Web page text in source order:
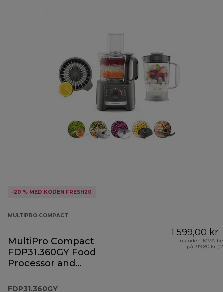
-20 % MED KODEN FRESH20
MULTIPRO COMPACT
MultiPro Compact
FDP31.360GY Food
Processor and
FDP31.360GY
1 599,00 kr
Inkludert MVA-
på 319,80 kr (